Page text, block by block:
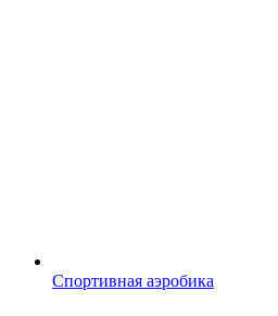
Спортивная аэробика